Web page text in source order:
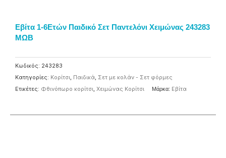
Εβίτα 1-6Eτών Παιδικό Σετ Παντελόνι Χειμώνας 243283
ΜΩΒ
Κωδικός: 243283
Κατηγορίες: Κορίτσι, Παιδικά, Σετ με κολάν - Σετ φόρμες
Ετικέτες: Φθινόπωρο κορίτσι, Χειμώνας Κορίτσι Μάρκα: Eβίτα